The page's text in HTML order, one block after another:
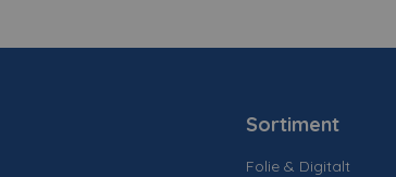
Sortiment
Folie & Digitalt